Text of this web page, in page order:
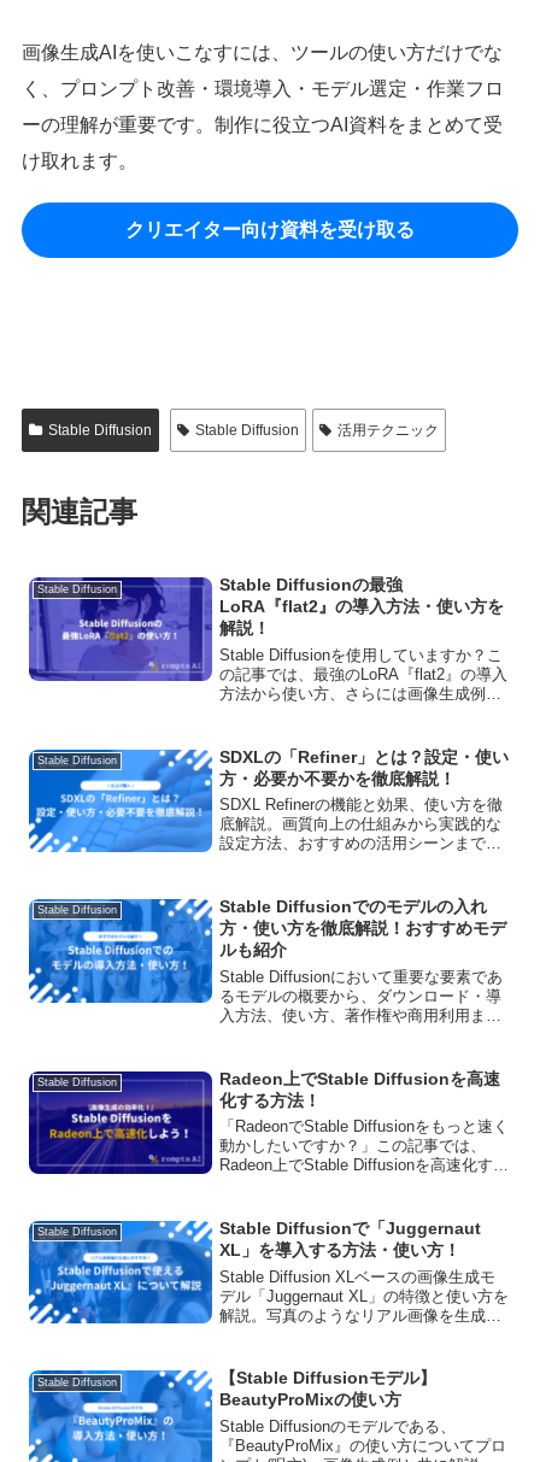
画像生成AIを使いこなすには、ツールの使い方だけでな
く、プロンプト改善・環境導入・モデル選定・作業フロ
ーの理解が重要です。制作に役立つAI資料をまとめて受
け取れます。
クリエイター向け資料を受け取る
Stable Diffusion Stable Diffusion 活用テクニック
関連記事
Stable Diffusion
Stable Diffusionの最強
LoRA『flat2』の導入方法・使い方を
解説！
Stable Diffusionを使用していますか？こ
の記事では、最強のLoRA『flat2』の導入
方法から使い方、さらには画像生成例ま
Stable Diffusion
SDXLの「Refiner」とは？設定・使い
方・必要か不要かを徹底解説！
SDXL Refinerの機能と効果、使い方を徹
底解説。画質向上の仕組みから実践的な
設定方法、おすすめの活用シーンまで、
の具体的な設定手順も紹介。
Stable Diffusion
Stable Diffusionでのモデルの入れ
方・使い方を徹底解説！おすすめモデ
ルも紹介
Stable Diffusionにおいて重要な要素であ
るモデルの概要から、ダウンロード・導
入方法、使い方、著作権や商用利用まで
いますので、是非参考にしてください。
Stable Diffusion
Radeon上でStable Diffusionを高速
化する方法！
「RadeonでStable Diffusionをもっと速く
動かしたいですか？」この記事では、
Radeon上でStable Diffusionを高速化する
創作を加速させましょう。
Stable Diffusion
Stable Diffusionで「Juggernaut
XL」を導入する方法・使い方！
Stable Diffusion XLベースの画像生成モ
デル「Juggernaut XL」の特徴と使い方を
解説。写真のようなリアル画像を生成で
商用利用のライセンスについても詳しく
説明しています。
Stable Diffusion
【Stable Diffusionモデル】
BeautyProMixの使い方
Stable Diffusionのモデルである、
『BeautyProMix』の使い方についてプロ